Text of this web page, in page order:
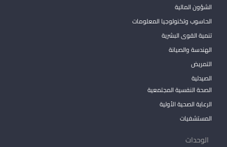
الشؤون المالية
الحاسوب وتكنولوجيا المعلومات
تنمية القوى البشرية
الهندسة والصيانة
التمريض
الصيدلية
الصحة النفسية المجتمعية
الرعاية الصحية الأولية
المستشفيات
الوحدات